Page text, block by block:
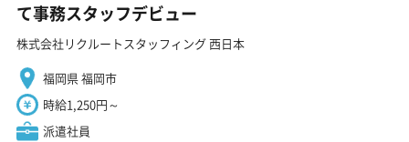
て事務スタッフデビュー
株式会社リクルートスタッフィング 西日本
福岡県 福岡市
時給1,250円～
派遣社員